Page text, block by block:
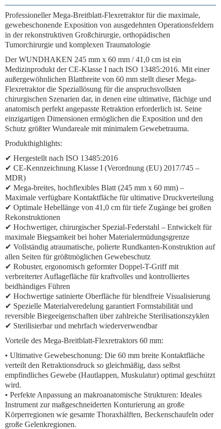
Professioneller Mega-Breitblatt-Flexretraktor für die maximale,
gewebeschonende Exposition von ausgedehnten Operationsfeldern
in der rekonstruktiven Großchirurgie, orthopädischen
Tumorchirurgie und komplexen Traumatologie
Der WUNDHAKEN 245 mm x 60 mm / 41,0 cm ist ein
Medizinprodukt der CE-Klasse I nach ISO 13485:2016. Mit einer
außergewöhnlichen Blattbreite von 60 mm stellt dieser Mega-
Flexretraktor die Speziallösung für die anspruchsvollsten
chirurgischen Szenarien dar, in denen eine ultimative, flächige und
anatomisch perfekt angepasste Retraktion erforderlich ist. Seine
einzigartigen Dimensionen ermöglichen die Exposition und den
Schutz größter Wundareale mit minimalem Gewebetrauma.
Produkthighlights:
✔ Hergestellt nach ISO 13485:2016
✔ CE-Kennzeichnung Klasse I (Verordnung (EU) 2017/745 –
MDR)
✔ Mega-breites, hochflexibles Blatt (245 mm x 60 mm) –
Maximale verfügbare Kontaktfläche für ultimative Druckverteilung
✔ Optimale Hebellänge von 41,0 cm für tiefe Zugänge bei großen
Rekonstruktionen
✔ Hochwertiger, chirurgischer Spezial-Federstahl – Entwickelt für
maximale Biegsamkeit bei hoher Materialermüdungsgrenze
✔ Vollständig atraumatische, polierte Rundkanten-Konstruktion auf
allen Seiten für größtmöglichen Gewebeschutz
✔ Robuster, ergonomisch geformter Doppel-T-Griff mit
verbreiterter Auflagefläche für kraftvolles und kontrolliertes
beidhändiges Führen
✔ Hochwertige satinierte Oberfläche für blendfreie Visualisierung
✔ Spezielle Materialveredelung garantiert Formstabilität und
reversible Biegeeigenschaften über zahlreiche Sterilisationszyklen
✔ Sterilisierbar und mehrfach wiederverwendbar
Vorteile des Mega-Breitblatt-Flexretraktors 60 mm:
• Ultimative Gewebeschonung: Die 60 mm breite Kontaktfläche
verteilt den Retraktionsdruck so gleichmäßig, dass selbst
empfindliches Gewebe (Hautlappen, Muskulatur) optimal geschützt
wird.
• Perfekte Anpassung an makroanatomische Strukturen: Ideales
Instrument zur maßgeschneiderten Konturierung an große
Körperregionen wie gesamte Thoraxhälften, Beckenschaufeln oder
große Gelenkregionen.